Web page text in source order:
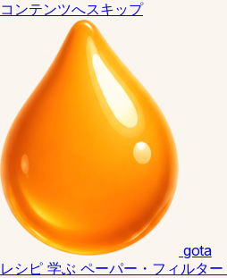
コンテンツへスキップ
gota
レシピ 学ぶ ペーパー・フィルター